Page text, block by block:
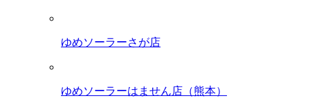
ゆめソーラーさが店
ゆめソーラーはません店（熊本）